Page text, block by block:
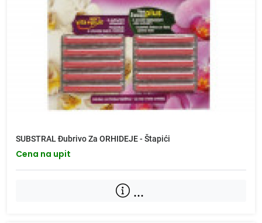
SUBSTRAL Đubrivo Za ORHIDEJE - Štapići
Cena na upit
...